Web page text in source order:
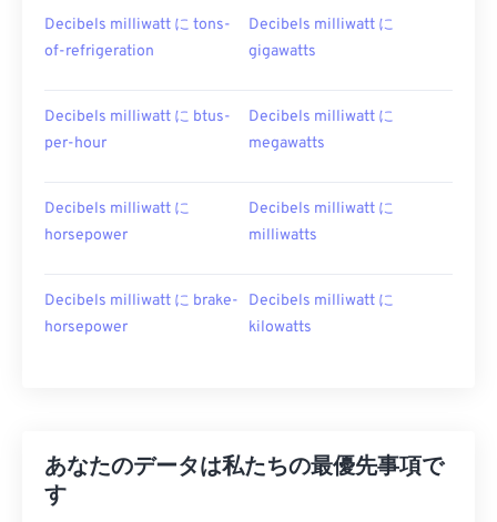
Decibels milliwatt に tons-
of-refrigeration
Decibels milliwatt に
gigawatts
Decibels milliwatt に btus-
per-hour
Decibels milliwatt に
megawatts
Decibels milliwatt に
horsepower
Decibels milliwatt に
milliwatts
Decibels milliwatt に brake-
horsepower
Decibels milliwatt に
kilowatts
あなたのデータは私たちの最優先事項で
す